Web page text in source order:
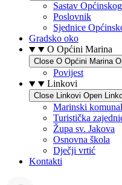
Sastav
Poslovnik
Sjednice
Gradsko oko
O Općini Marina
Close O Općini Marina
Povijest
Linkovi
Close Linkovi Open
Marinski
Turistička
Župa sv. Jakova
Osnovna škola
Dječji vrtić
Kontakti